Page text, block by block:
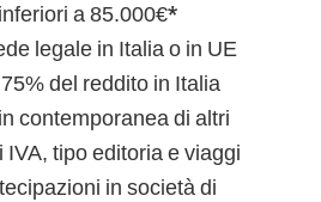
a 85.000€*
legale in Italia o in UE
del reddito in Italia
contemporanea di altri
IVA, tipo editoria e viaggi
in società di